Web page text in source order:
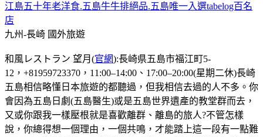
江島五十年老洋食.五島牛牛排絕品.五島唯一入選tabelog百名
店
九州-長崎 國外旅遊
和風レストラン 望月(官網):長崎県五島市福江町5-
12，+81959723370，11:00–14:00、17:00–20:00(星期二休)長崎
五島相信略懂日本旅遊的都聽過，但我相信去過的人不多。你
會因為五島日劇(五島醫生)或是五島世界遺產的教堂群而去，
又或你跟我一樣壓根就是喜歡離群、離島的旅人?不管怎樣
說，你總得想一個理由，一個共鳴，才能踏上這一段有一點難